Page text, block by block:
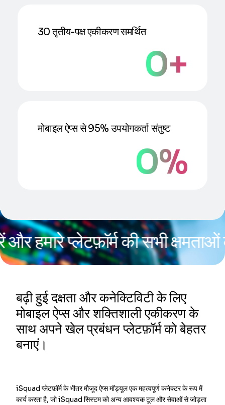
30 तृतीय-पक्ष एकीकरण समर्थित
0+
मोबाइल ऐप्स से 95% उपयोगकर्ता संतुष्ट
0%
प्लेटफ़ॉर्म की सभी क्षमताओं की
बढ़ी हुई दक्षता और कनेक्टिविटी के लिए
मोबाइल ऐप्स और शक्तिशाली एकीकरण के
साथ अपने खेल प्रबंधन प्लेटफ़ॉर्म को बेहतर
बनाएं।
iSquad प्लेटफ़ॉर्म के भीतर मौजूद ऐप्स मॉड्यूल एक महत्वपूर्ण कनेक्टर के रूप में
कार्य करता है, जो iSquad सिस्टम को अन्य आवश्यक टूल और सेवाओं से जोड़ता